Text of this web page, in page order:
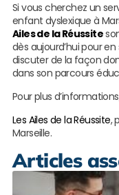
Si vous cherchez un
enfant dyslexique à
Ailes de la Réussite
dès aujourd’hui pour
discuter de la façon
dans son parcours
Pour plus
Les Ailes de la Réussite,
Marseille.
Articles